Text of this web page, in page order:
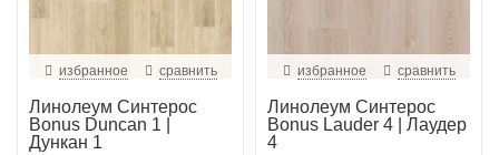
избранное сравнить
Линолеум Синтерос
Bonus Duncan 1 |
Дункан 1
избранное сравнить
Линолеум Синтерос
Bonus Lauder 4 | Лаудер
4